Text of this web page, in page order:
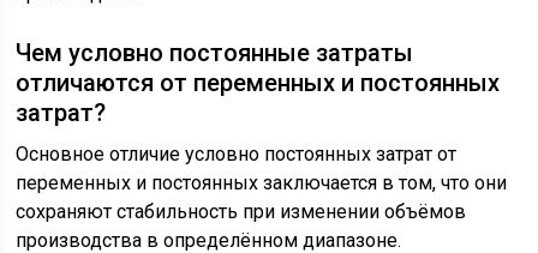
Чем условно постоянные затраты
отличаются от переменных и постоянных
затрат?
Основное отличие условно постоянных затрат от
переменных и постоянных заключается в том, что они
сохраняют стабильность при изменении объёмов
производства в определённом диапазоне.